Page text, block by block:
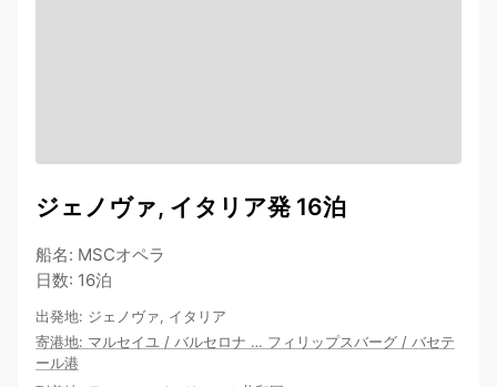
ジェノヴァ, イタリア発 16泊
船名: MSCオペラ
日数: 16泊
出発地: ジェノヴァ, イタリア
寄港地: マルセイユ / バルセロナ … フィリップスバーグ / バセテ
ール港